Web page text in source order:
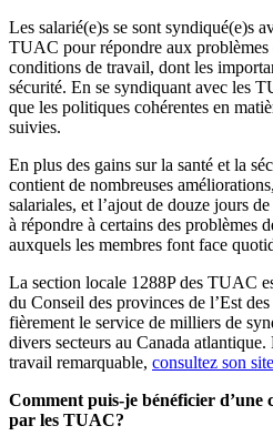
Les salarié(e)s se sont syndiqué(e)s
TUAC pour répondre aux problèmes
conditions de travail, dont les
sécurité. En se syndiquant avec les
que les politiques cohérentes en
suivies.
En plus des gains sur la santé et la
contient de nombreuses
salariales, et l’ajout de douze jours
à répondre à certains des problèmes
auxquels les membres font face
La section locale 1288P des TUAC
du Conseil des provinces de l’Est
fièrement le service de milliers de
divers secteurs au Canada
travail remarquable, consultez son
Comment puis-je bénéficier d’une
par les TUAC?